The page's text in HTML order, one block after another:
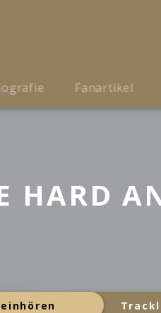
Fanartikel
HARD